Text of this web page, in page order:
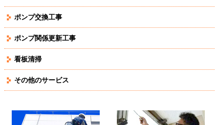
ポンプ交換工事
ポンプ関係更新工事
看板清掃
その他のサービス